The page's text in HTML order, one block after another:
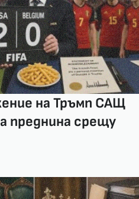
на Тръмп САЩ
преднина срещу